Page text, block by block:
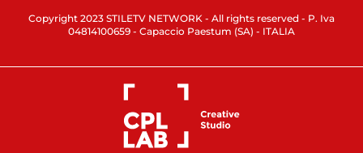
Copyright 2023 STILETV NETWORK - All rights reserved - P. Iva
04814100659 - Capaccio Paestum (SA) - ITALIA